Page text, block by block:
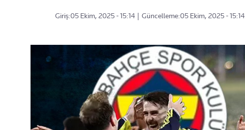
Giriş:05 Ekim, 2025 - 15:14 Güncelleme:05 Ekim, 2025 - 15:14